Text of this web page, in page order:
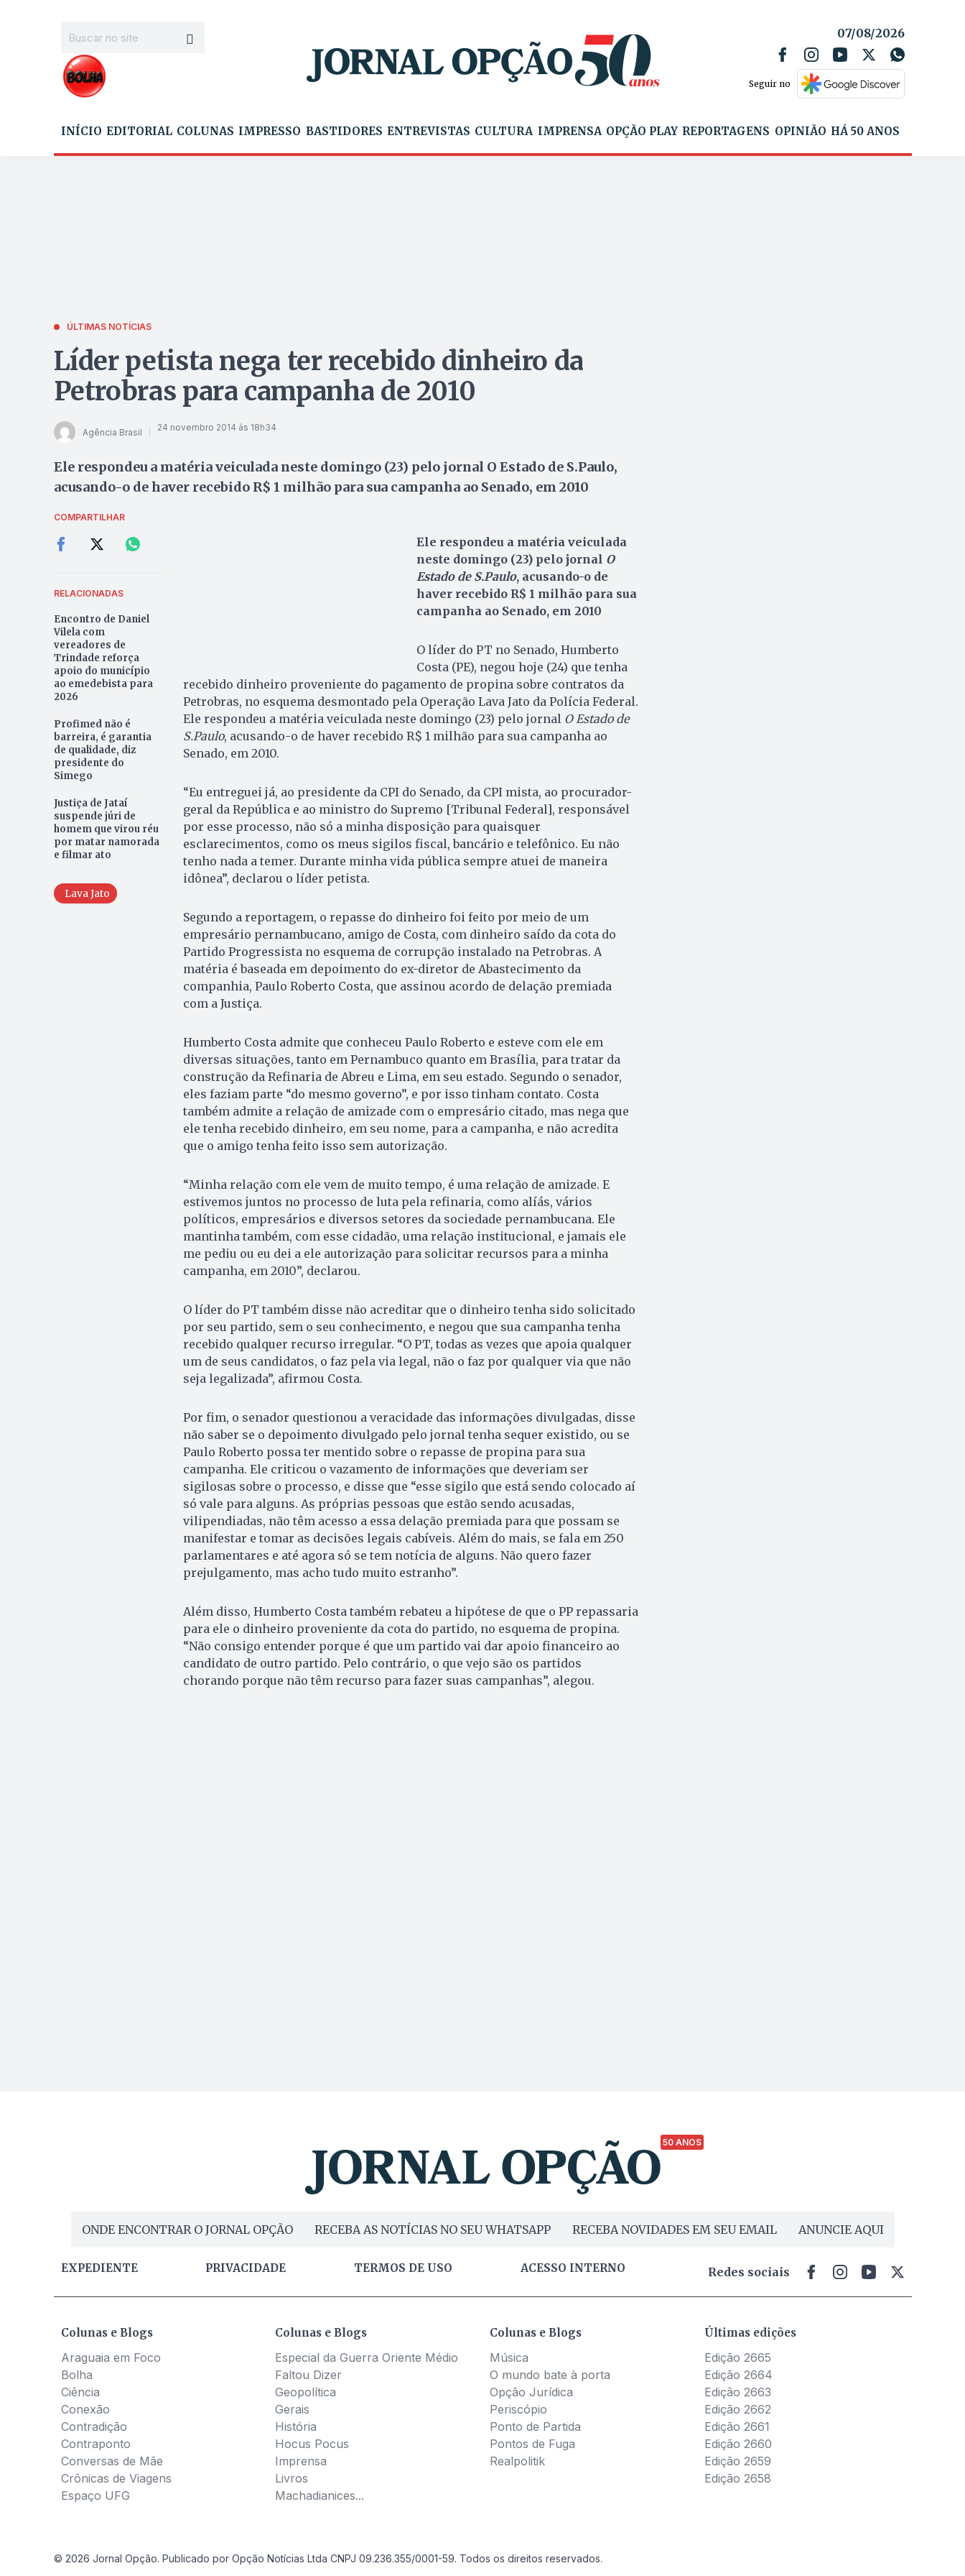
07/08/2026
Seguir no
INÍCIO EDITORIAL COLUNAS IMPRESSO BASTIDORES ENTREVISTAS CULTURA IMPRENSA OPÇÃO PLAY REPORTAGENS OPINIÃO HÁ 50 ANOS
ÚLTIMAS NOTÍCIAS
Líder petista nega ter recebido dinheiro da
Petrobras para campanha de 2010
Agência Brasil 24 novembro 2014 às 18h34
Ele respondeu a matéria veiculada neste domingo (23) pelo jornal O Estado de S.Paulo,
acusando-o de haver recebido R$ 1 milhão para sua campanha ao Senado, em 2010
COMPARTILHAR
RELACIONADAS
Encontro de Daniel
Vilela com
vereadores de
Trindade reforça
apoio do município
ao emedebista para
2026
Profimed não é
barreira, é garantia
de qualidade, diz
presidente do
Simego
Justiça de Jataí
suspende júri de
homem que virou réu
por matar namorada
e filmar ato
Lava Jato
Ele respondeu a matéria veiculada
neste domingo (23) pelo jornal O
Estado de S.Paulo, acusando-o de
haver recebido R$ 1 milhão para sua
campanha ao Senado, em 2010
O líder do PT no Senado, Humberto
Costa (PE), negou hoje (24) que tenha
recebido dinheiro proveniente do pagamento de propina sobre contratos da
Petrobras, no esquema desmontado pela Operação Lava Jato da Polícia Federal.
Ele respondeu a matéria veiculada neste domingo (23) pelo jornal O Estado de
S.Paulo, acusando-o de haver recebido R$ 1 milhão para sua campanha ao
Senado, em 2010.
“Eu entreguei já, ao presidente da CPI do Senado, da CPI mista, ao procurador-
geral da República e ao ministro do Supremo [Tribunal Federal], responsável
por esse processo, não só a minha disposição para quaisquer
esclarecimentos, como os meus sigilos fiscal, bancário e telefônico. Eu não
tenho nada a temer. Durante minha vida pública sempre atuei de maneira
idônea”, declarou o líder petista.
Segundo a reportagem, o repasse do dinheiro foi feito por meio de um
empresário pernambucano, amigo de Costa, com dinheiro saído da cota do
Partido Progressista no esquema de corrupção instalado na Petrobras. A
matéria é baseada em depoimento do ex-diretor de Abastecimento da
companhia, Paulo Roberto Costa, que assinou acordo de delação premiada
com a Justiça.
Humberto Costa admite que conheceu Paulo Roberto e esteve com ele em
diversas situações, tanto em Pernambuco quanto em Brasília, para tratar da
construção da Refinaria de Abreu e Lima, em seu estado. Segundo o senador,
eles faziam parte “do mesmo governo”, e por isso tinham contato. Costa
também admite a relação de amizade com o empresário citado, mas nega que
ele tenha recebido dinheiro, em seu nome, para a campanha, e não acredita
que o amigo tenha feito isso sem autorização.
“Minha relação com ele vem de muito tempo, é uma relação de amizade. E
estivemos juntos no processo de luta pela refinaria, como alíás, vários
políticos, empresários e diversos setores da sociedade pernambucana. Ele
mantinha também, com esse cidadão, uma relação institucional, e jamais ele
me pediu ou eu dei a ele autorização para solicitar recursos para a minha
campanha, em 2010”, declarou.
O líder do PT também disse não acreditar que o dinheiro tenha sido solicitado
por seu partido, sem o seu conhecimento, e negou que sua campanha tenha
recebido qualquer recurso irregular. “O PT, todas as vezes que apoia qualquer
um de seus candidatos, o faz pela via legal, não o faz por qualquer via que não
seja legalizada”, afirmou Costa.
Por fim, o senador questionou a veracidade das informações divulgadas, disse
não saber se o depoimento divulgado pelo jornal tenha sequer existido, ou se
Paulo Roberto possa ter mentido sobre o repasse de propina para sua
campanha. Ele criticou o vazamento de informações que deveriam ser
sigilosas sobre o processo, e disse que “esse sigilo que está sendo colocado aí
só vale para alguns. As próprias pessoas que estão sendo acusadas,
vilipendiadas, não têm acesso a essa delação premiada para que possam se
manifestar e tomar as decisões legais cabíveis. Além do mais, se fala em 250
parlamentares e até agora só se tem notícia de alguns. Não quero fazer
prejulgamento, mas acho tudo muito estranho”.
Além disso, Humberto Costa também rebateu a hipótese de que o PP repassaria
para ele o dinheiro proveniente da cota do partido, no esquema de propina.
“Não consigo entender porque é que um partido vai dar apoio financeiro ao
candidato de outro partido. Pelo contrário, o que vejo são os partidos
chorando porque não têm recurso para fazer suas campanhas”, alegou.
50 ANOS
ONDE ENCONTRAR O JORNAL OPÇÃO RECEBA AS NOTÍCIAS NO SEU WHATSAPP RECEBA NOVIDADES EM SEU EMAIL ANUNCIE AQUI
EXPEDIENTE PRIVACIDADE TERMOS DE USO ACESSO INTERNO Redes sociais
Colunas e Blogs
Araguaia em Foco
Bolha
Ciência
Conexão
Contradição
Contraponto
Conversas de Mãe
Crônicas de Viagens
Espaço UFG
Colunas e Blogs
Especial da Guerra Oriente Médio
Faltou Dizer
Geopolítica
Gerais
História
Hocus Pocus
Imprensa
Livros
Machadianices...
Colunas e Blogs
Música
O mundo bate à porta
Opção Jurídica
Periscópio
Ponto de Partida
Pontos de Fuga
Realpolitik
Últimas edições
Edição 2665
Edição 2664
Edição 2663
Edição 2662
Edição 2661
Edição 2660
Edição 2659
Edição 2658
© 2026 Jornal Opção. Publicado por Opção Notícias Ltda CNPJ 09.236.355/0001-59. Todos os direitos reservados.